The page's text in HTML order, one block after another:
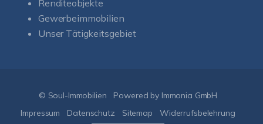
Renditeobjekte
Gewerbeimmobilien
Unser Tätigkeitsgebiet
© Soul-Immobilien
Powered by Immonia GmbH
Impressum
Datenschutz Sitemap Widerrufsbelehrung
100
%
ProvenExpert.com
5,00
/
5,00